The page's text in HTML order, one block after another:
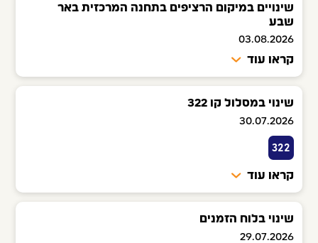
שינויים במיקום הרציפים בתחנה המרכזית באר
שבע
03.08.2026
קראו עוד
שינוי במסלול קו 322
30.07.2026
322
קראו עוד
שינוי בלוח הזמנים
29.07.2026